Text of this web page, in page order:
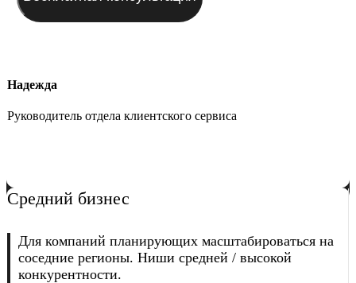
Надежда
Руководитель отдела клиентского сервиса
Средний бизнес
Для компаний планирующих масштабироваться на
соседние регионы. Ниши средней / высокой
конкурентности.